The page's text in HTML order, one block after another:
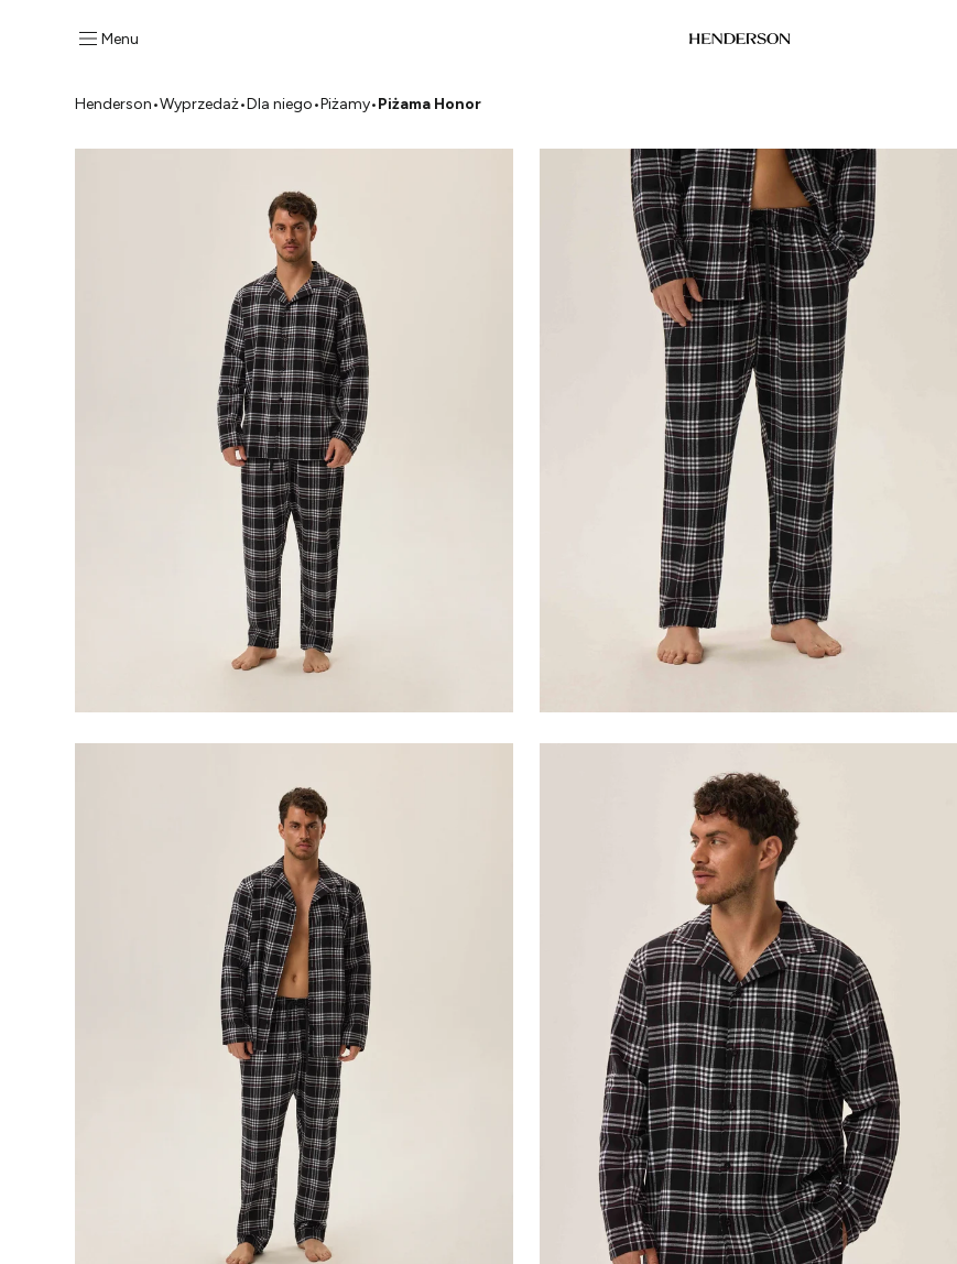
Menu
Henderson•Wyprzedaż•Dla niego•Piżamy•Piżama Honor